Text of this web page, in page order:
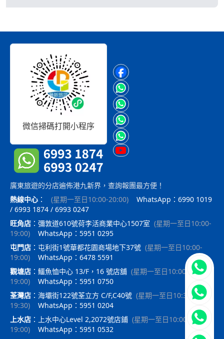
微信掃碼打開小程序
廣東旅遊的分店遍佈港九新界，查詢報團最方便！
熱線中心 ： (星期一至日10:00-20:00)
WhatsApp：6990 1019
/ 6993 1874 / 6993 0247
旺角店 ： 彌敦道610號荷李活商業中心1507室 (星期一至日10:00-
19:00)
WhatsApp：5951 0295
屯門店 ： 屯利街1號華都花園商場地下37號 (星期一至日10:00-
19:00)
WhatsApp：6478 5591
觀塘店 ： 鱷魚恤中心 13/F，16 號店舖 (星期一至日10:00-
19:00)
WhatsApp：5951 0750
荃灣店 ： 海壩街122號荃立方 C/F,C40號 (星期一至日10:30-
19:30)
WhatsApp：5951 0204
上水店 ： 上水中心Level 2,2072號店鋪 (星期一至日10:00-
19:00)
WhatsApp：5951 0532
立即